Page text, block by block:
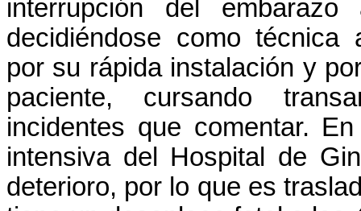
interrupción del
decidiéndose como técnica
por su rápida instalación y
paciente, cursando
incidentes que comentar.
intensiva del Hospital de
deterioro, por lo que es